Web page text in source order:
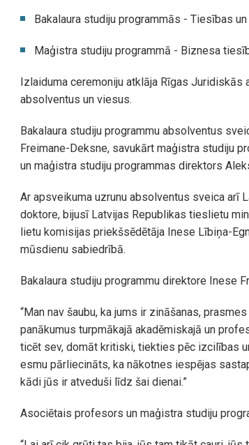
Bakalaura studiju programmās - Tiesības
Maģistra studiju programmā - Biznesa
Izlaiduma ceremoniju atklāja Rīgas Juridiskās
absolventus un viesus.
Bakalaura studiju programmu absolventus
Freimane-Deksne, savukārt maģistra studiju
un maģistra studiju programmas direktors
Ar apsveikuma uzrunu absolventus sveica arī
doktore, bijusī Latvijas Republikas tieslietu
lietu komisijas priekšsēdētāja Inese Lībiņa-
mūsdienu sabiedrībā.
Bakalaura studiju programmu direktore Inese
“Man nav šaubu, ka jums ir zināšanas,
panākumus turpmākajā akadēmiskajā un
ticēt sev, domāt kritiski, tiekties pēc izcilības
esmu pārliecināts, ka nākotnes iespējas
kādi jūs ir atveduši līdz šai dienai.”
Asociētais profesors un maģistra studiju